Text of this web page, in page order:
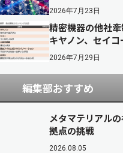
2026年7月23日
精密機器の他社
キヤノン、セイ
2026年7月29日
編集部おすすめ
メタマテリアル
拠点の挑戦
2026.08.05